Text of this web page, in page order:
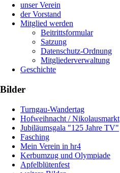
unser Verein
der Vorstand
Mitglied werden
Beitrittsformular
Satzung
Datenschutz-Ordnung
Mitgliederverwaltung
Geschichte
Bilder
Turngau-Wandertag
Hofweihnacht / Nikolausmarkt
Jubiläumsgala "125 Jahre TV"
Fasching
Mein Verein in hr4
Kerbumzug und Olympiade
Apfelblütenfest